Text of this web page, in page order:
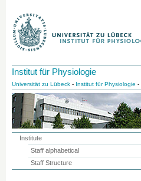
Institut für Physiologie
Universität zu Lübeck - Institut für Physiologie -
Institute
Staff alphabetical
Staff Structure